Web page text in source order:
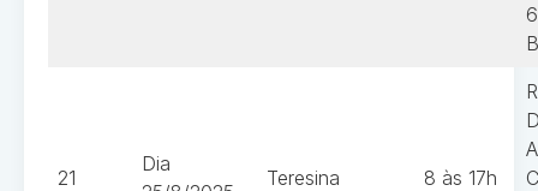
21
Dia
Teresina 8 às 17h